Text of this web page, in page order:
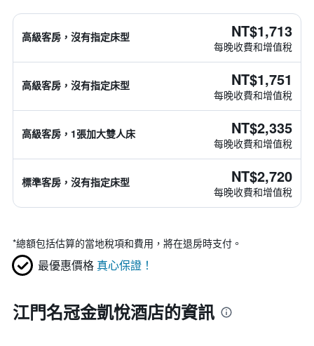
高級客房，沒有指定床型 NT$1,713
每晚收費和增值稅
高級客房，沒有指定床型 NT$1,751
每晚收費和增值稅
高級客房，1張加大雙人床 NT$2,335
每晚收費和增值稅
標準客房，沒有指定床型 NT$2,720
每晚收費和增值稅
*總額包括估算的當地稅項和費用，將在退房時支付。
最優惠價格 真心保證！
江門名冠金凱悅酒店的資訊